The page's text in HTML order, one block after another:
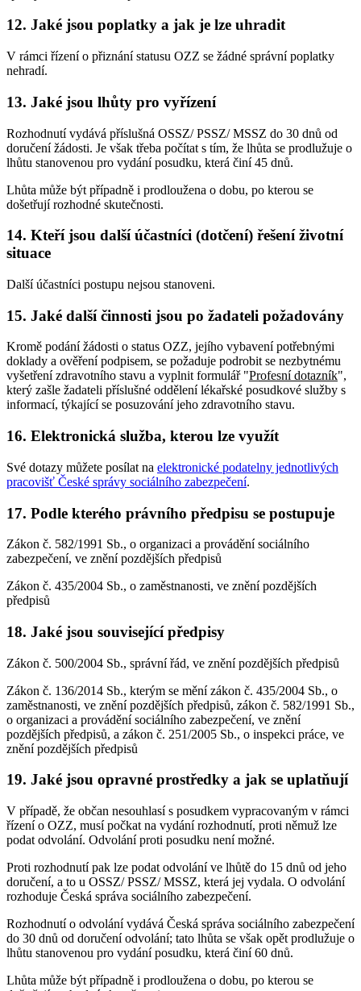
12. Jaké jsou poplatky a jak je lze uhradit
V rámci řízení o přiznání statusu OZZ se žádné správní poplatky
nehradí.
13. Jaké jsou lhůty pro vyřízení
Rozhodnutí vydává příslušná OSSZ/ PSSZ/ MSSZ do 30 dnů od
doručení žádosti. Je však třeba počítat s tím, že lhůta se prodlužuje o
lhůtu stanovenou pro vydání posudku, která činí 45 dnů.
Lhůta může být případně i prodloužena o dobu, po kterou se
došetřují rozhodné skutečnosti.
14. Kteří jsou další účastníci (dotčení) řešení životní
situace
Další účastníci postupu nejsou stanoveni.
15. Jaké další činnosti jsou po žadateli požadovány
Kromě podání žádosti o status OZZ, jejího vybavení potřebnými
doklady a ověření podpisem, se požaduje podrobit se nezbytnému
vyšetření zdravotního stavu a vyplnit formulář "Profesní dotazník",
který zašle žadateli příslušné oddělení lékařské posudkové služby s
informací, týkající se posuzování jeho zdravotního stavu.
16. Elektronická služba, kterou lze využít
Své dotazy můžete posílat na elektronické podatelny jednotlivých
pracovišť České správy sociálního zabezpečení.
17. Podle kterého právního předpisu se postupuje
Zákon č. 582/1991 Sb., o organizaci a provádění sociálního
zabezpečení, ve znění pozdějších předpisů
Zákon č. 435/2004 Sb., o zaměstnanosti, ve znění pozdějších
předpisů
18. Jaké jsou související předpisy
Zákon č. 500/2004 Sb., správní řád, ve znění pozdějších předpisů
Zákon č. 136/2014 Sb., kterým se mění zákon č. 435/2004 Sb., o
zaměstnanosti, ve znění pozdějších předpisů, zákon č. 582/1991 Sb.,
o organizaci a provádění sociálního zabezpečení, ve znění
pozdějších předpisů, a zákon č. 251/2005 Sb., o inspekci práce, ve
znění pozdějších předpisů
19. Jaké jsou opravné prostředky a jak se uplatňují
V případě, že občan nesouhlasí s posudkem vypracovaným v rámci
řízení o OZZ, musí počkat na vydání rozhodnutí, proti němuž lze
podat odvolání. Odvolání proti posudku není možné.
Proti rozhodnutí pak lze podat odvolání ve lhůtě do 15 dnů od jeho
doručení, a to u OSSZ/ PSSZ/ MSSZ, která jej vydala. O odvolání
rozhoduje Česká správa sociálního zabezpečení.
Rozhodnutí o odvolání vydává Česká správa sociálního zabezpečení
do 30 dnů od doručení odvolání; tato lhůta se však opět prodlužuje o
lhůtu stanovenou pro vydání posudku, která činí 60 dnů.
Lhůta může být případně i prodloužena o dobu, po kterou se